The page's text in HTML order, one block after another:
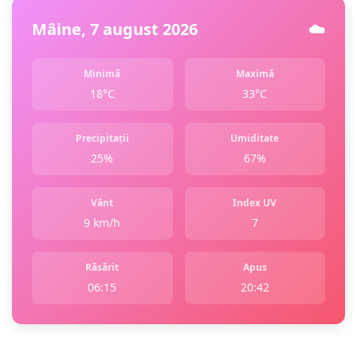
Mâine, 7 august 2026 ☁️
Minimă
18°C
Maximă
33°C
Precipitații
25%
Umiditate
67%
Vânt
9 km/h
Index UV
7
Răsărit
06:15
Apus
20:42